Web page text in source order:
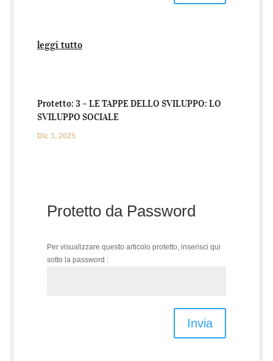
leggi tutto
Protetto: 3 – LE TAPPE DELLO SVILUPPO: LO
SVILUPPO SOCIALE
Dic 3, 2025
Protetto da Password
Per visualizzare questo articolo protetto, inserisci qui
sotto la password :
Invia